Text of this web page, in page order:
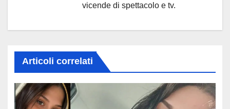
vicende di spettacolo e tv.
Articoli correlati